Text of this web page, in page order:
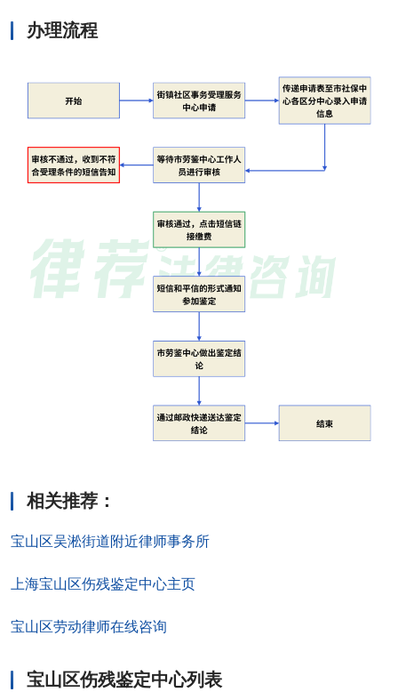
办理流程
相关推荐 ：
宝山区吴淞街道附近律师事务所
上海宝山区伤残鉴定中心主页
宝山区劳动律师在线咨询
宝山区伤残鉴定中心列表